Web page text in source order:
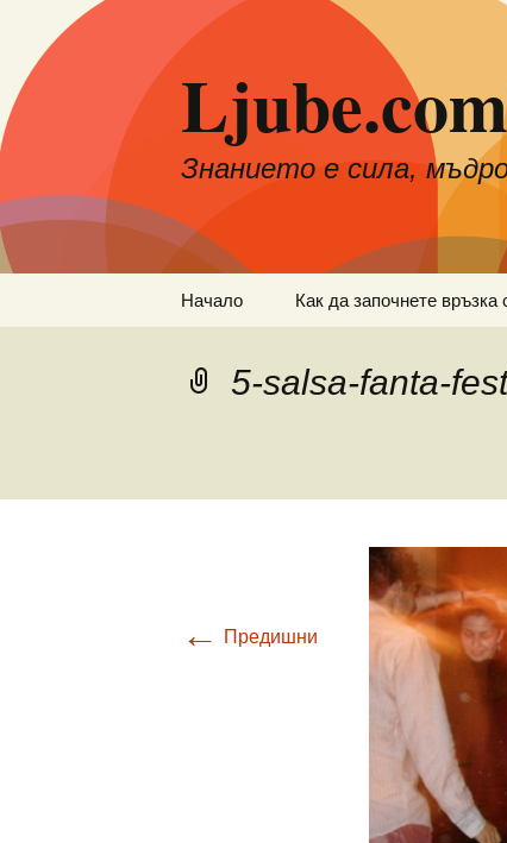
съдържанието
Ljube.com
Знанието е сила,
Начало Как да започнете връзка
5-salsa-fanta-
← Предишни